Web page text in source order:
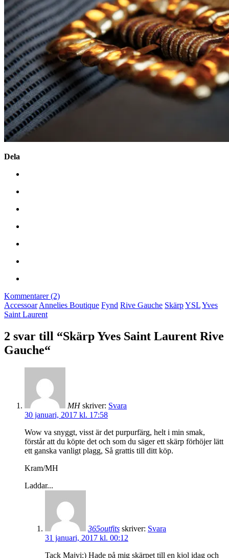
Dela
Kommentarer (2)
Accessoar Annelies Boutique Fynd Rive Gauche SkärpYSLYves
Saint Laurent
2 svar till “Skärp Yves Saint Laurent Rive
Gauche“
MH skriver: Svara
30 januari, 2017 kl. 17:58
Wow va snyggt, visst är det purpurfärg, helt i min smak,
förstår att du köpte det och som du säger ett skärp förhöjer lätt
ett ganska vanligt plagg, Så grattis till ditt köp.
Kram/MH
Laddar...
365outfits skriver: Svara
31 januari, 2017 kl. 00:12
Tack Majvi:) Hade på mig skärpet till en kjol idag och